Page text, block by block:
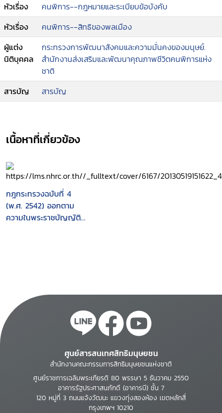
หัวเรื่อง
คนพิการ--กฎหมายและระเบียบข้อบังคับ
หัวเรื่อง
คนพิการ--สิทธิของพลเมือง
ผู้แต่ง
นิติบุคคล
กระทรวงการพัฒนาสังคมและความมั่นคงของมนุษย์.
สำนักงานส่งเสริมและพัฒนาคุณภาพชีวิตคนพิการแห่ง
ชาติ
สารบัญ
สารบัญ
เนื้อหาที่เกี่ยวข้อง
กฎกระทรวงฉบับที่ 4
(พ.ศ. 2542) ออกตาม
ความในพระราชบัญญัติ
ความสะดวกโดยตรงแก่
คนพิการ พ.ศ. 2544
ศูนย์สารสนเทศสิทธิมนุษยชน
สำนักงานคณะกรรมการสิทธิมนุษยชนแห่งชาติ
ศูนย์ราชการเฉลิมพระเกียรติ 80 พรรษา 5 ธันวาคม 2550
อาคารรัฐประศาสนภักดี (อาคารบี) ชั้น 7
120 หมู่ที่ 3 ถนนแจ้งวัฒนะ แขวงทุ่งสองห้อง เขตหลักสี่
กรุงเทพฯ 10210